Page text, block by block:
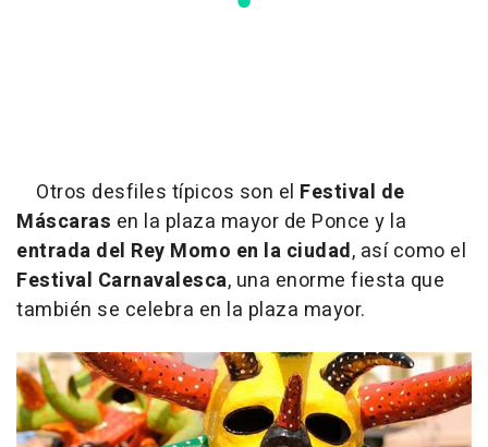
Otros desfiles típicos son el Festival de
Máscaras en la plaza mayor de Ponce y la
entrada del Rey Momo en la ciudad, así como el
Festival Carnavalesca, una enorme fiesta que
también se celebra en la plaza mayor.